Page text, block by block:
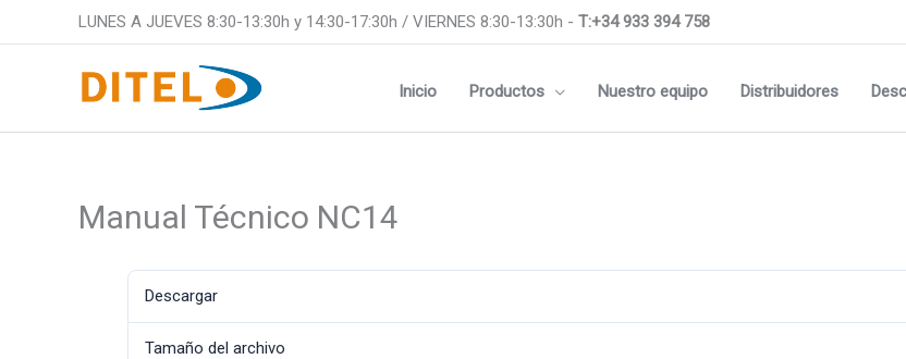
LUNES A JUEVES 8:30-13:30h y 14:30-17:30h / VIERNES 8:30-13:30h - T:+34 933 394 758
Inicio Productos Nuestro equipo Distribuidores
Manual Técnico NC14
Descargar
Tamaño del archivo